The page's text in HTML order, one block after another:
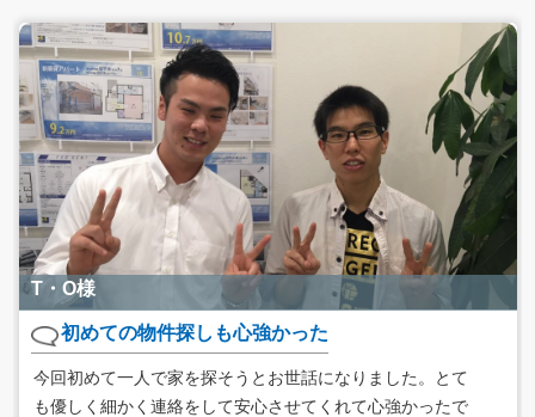
T・O様
初めての物件探しも心強かった
今回初めて一人で家を探そうとお世話になりました。とて
も優しく細かく連絡をして安心させてくれて心強かったで